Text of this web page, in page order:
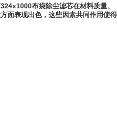
布袋除尘滤芯在材料质量、
面表现出色，这些因素共同作用使得